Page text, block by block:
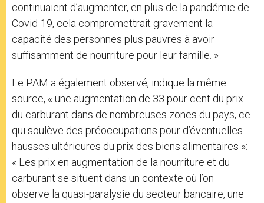
continuaient d’augmenter, en plus de la pandémie de
Covid-19, cela compromettrait gravement la
capacité des personnes plus pauvres à avoir
suffisamment de nourriture pour leur famille. »
Le PAM a également observé, indique la même
source, « une augmentation de 33 pour cent du prix
du carburant dans de nombreuses zones du pays, ce
qui soulève des préoccupations pour d’éventuelles
hausses ultérieures du prix des biens alimentaires »:
« Les prix en augmentation de la nourriture et du
carburant se situent dans un contexte où l’on
observe la quasi-paralysie du secteur bancaire, une